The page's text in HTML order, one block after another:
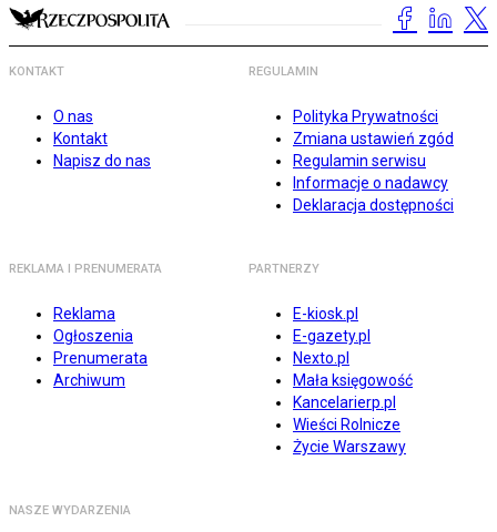
KONTAKT
O nas
Kontakt
Napisz do nas
REGULAMIN
Polityka Prywatności
Zmiana ustawień zgód
Regulamin serwisu
Informacje o nadawcy
Deklaracja dostępności
REKLAMA I PRENUMERATA
Reklama
Ogłoszenia
Prenumerata
Archiwum
PARTNERZY
E-kiosk.pl
E-gazety.pl
Nexto.pl
Mała księgowość
Kancelarierp.pl
Wieści Rolnicze
Życie Warszawy
NASZE WYDARZENIA